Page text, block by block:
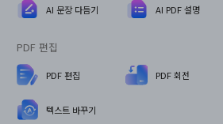
AI 문장 다듬기 AI PDF 설명
PDF 편집
PDF 편집 PDF 회전
텍스트 바꾸기